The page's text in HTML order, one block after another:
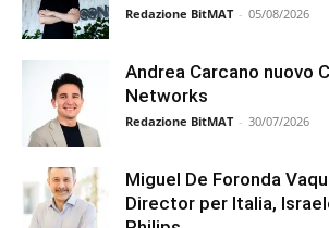
Redazione BitMAT - 05/08/2026
Andrea Carcano nuovo
Networks
Redazione BitMAT - 30/07/2026
Miguel De Foronda
Director per Italia,